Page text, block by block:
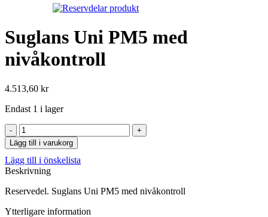
Suglans Uni PM5 med
nivåkontroll
4.513,60 kr
Endast 1 i lager
Suglans
Uni
PM5
med
nivåkontroll
Lägg till i varukorg
Lägg till i önskelista
Beskrivning
Reservedel. Suglans Uni PM5 med nivåkontroll
Ytterligare information